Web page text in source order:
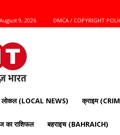
9, 2026 DMCA / COPYRIGHT
लोकल (LOCAL NEWS) क्राइम
का राशिफल बहराइच (BAHRAICH)